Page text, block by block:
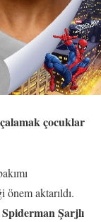
çocuklar
önem aktarıldı.
Şarjlı